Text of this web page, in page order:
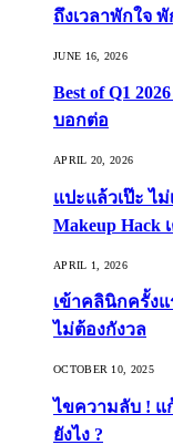
ถึงเวลาพักใจ
JUNE 16, 2026
Best of Q1
บอกต่อ
APRIL 20, 2026
แปะแล้วเป๊ะ ไ
Makeup Hack
APRIL 1, 2026
เข้าคลินิกครั้ง
ไม่ต้องกังวล
OCTOBER 10, 2025
ไขความลับ ! แ
ยังไง ?